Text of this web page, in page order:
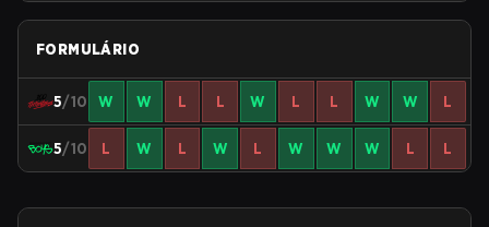
FORMULÁRIO
5/10 W W L L W L L W W L
5/10 L W L W L W W W L L